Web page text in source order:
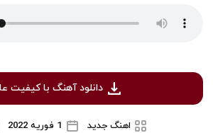
دانلود آهنگ با کیفیت
اهنگ جدید 1 فوریه 2022